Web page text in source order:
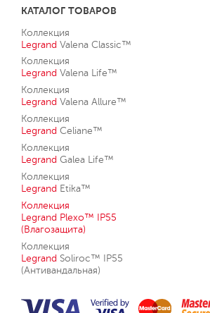
КАТАЛОГ ТОВАРОВ
Коллекция
Legrand Valena Classic™
Коллекция
Legrand Valena Life™
Коллекция
Legrand Valena Allure™
Коллекция
Legrand Celiane™
Коллекция
Legrand Galea Life™
Коллекция
Legrand Etika™
Коллекция
Legrand Plexo™ IP55
(Влагозащита)
Коллекция
Legrand Soliroc™ IP55
(Антивандальная)